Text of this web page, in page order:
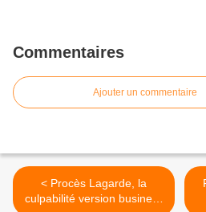
Commentaires
Ajouter un commentaire
< Procès Lagarde, la
culpabilité version business